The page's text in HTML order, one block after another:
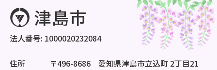
法人番号: 1000020232084
住所
〒496-8686 愛知県津島市立込町 2丁目21